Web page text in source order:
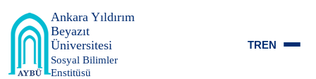
Ankara Yıldırım
Beyazıt
Üniversitesi
Sosyal Bilimler
Enstitüsü
TREN